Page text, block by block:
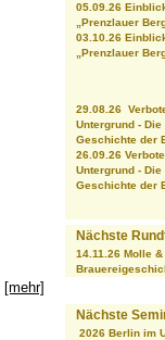
05.09.26
„Prenzlauer
03.10.26
„Prenzlauer
29.08.26
Untergrund -
Geschichte der
26.09.26
Untergrund -
Geschichte der
Nächste
14.11.26 Molle
[mehr]
Nächste
2026 Berlin im